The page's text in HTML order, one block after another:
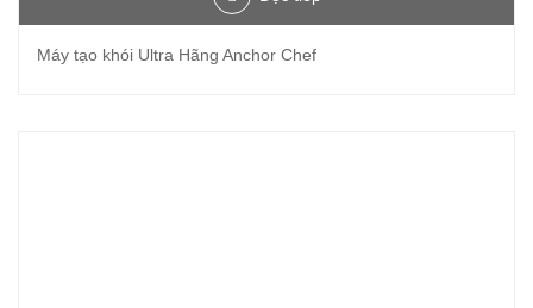
Máy tạo khói Ultra Hãng Anchor Chef